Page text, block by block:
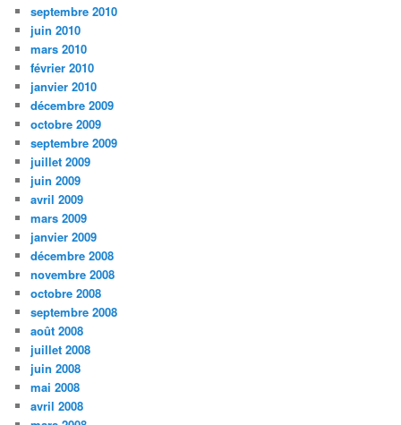
septembre 2010
juin 2010
mars 2010
février 2010
janvier 2010
décembre 2009
octobre 2009
septembre 2009
juillet 2009
juin 2009
avril 2009
mars 2009
janvier 2009
décembre 2008
novembre 2008
octobre 2008
septembre 2008
août 2008
juillet 2008
juin 2008
mai 2008
avril 2008